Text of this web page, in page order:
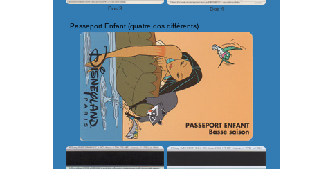
Dos 3 Dos 4
Passeport Enfant (quatre dos différents)